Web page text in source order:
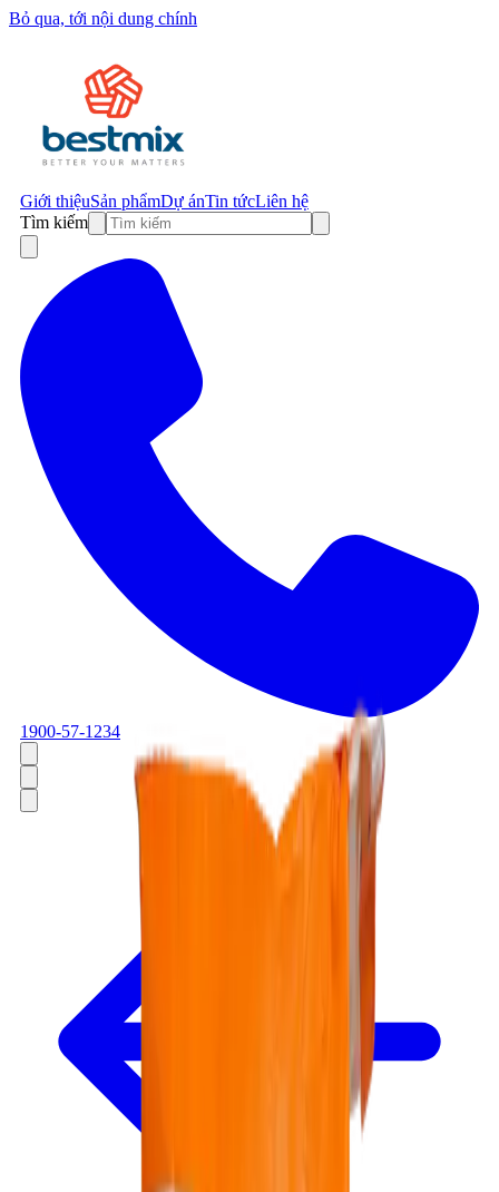
Bỏ qua, tới nội dung chính
Giới thiệuSản phẩmDự ánTin tứcLiên hệ
Tìm kiếm
1900-57-1234